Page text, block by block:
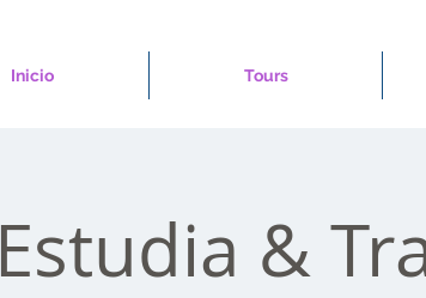
Inicio Tours
Estudia &